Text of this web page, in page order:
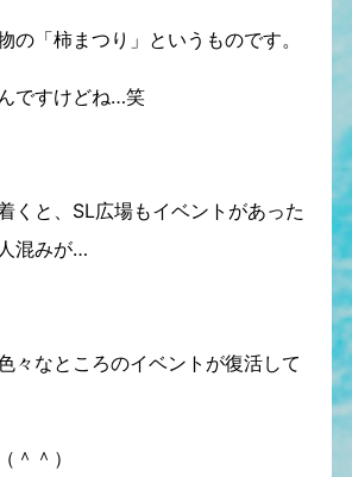
の「柿まつり」というものです。
ですけどね…笑
くと、SL広場もイベントがあった
混みが…
々なところのイベントが復活して
＾＾）